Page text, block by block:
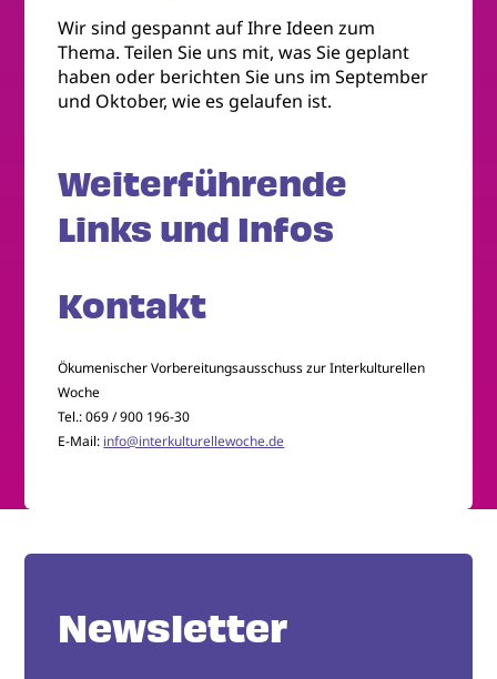
Wir sind gespannt auf Ihre Ideen zum
Thema. Teilen Sie uns mit, was Sie geplant
haben oder berichten Sie uns im September
und Oktober, wie es gelaufen ist.
Weiterführende
Links und Infos
Kontakt
Ökumenischer Vorbereitungsausschuss zur Interkulturellen
Woche
Tel.: 069 / 900 196-30
E-Mail: info@interkulturellewoche.de
Newsletter